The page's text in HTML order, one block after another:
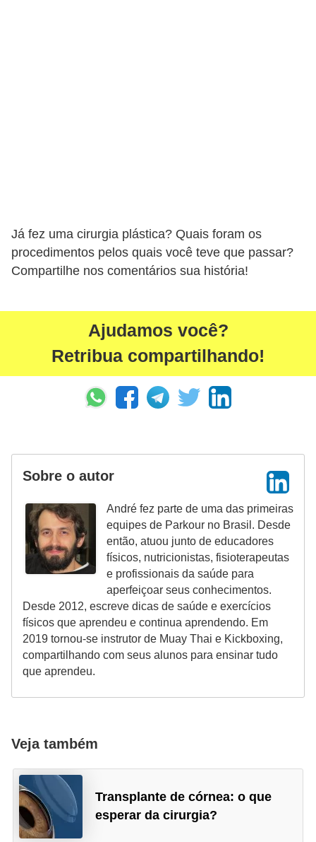
Já fez uma cirurgia plástica? Quais foram os
procedimentos pelos quais você teve que passar?
Compartilhe nos comentários sua história!
Ajudamos você?
Retribua compartilhando!
Sobre o autor
André fez parte de uma das primeiras
equipes de Parkour no Brasil. Desde
então, atuou junto de educadores
físicos, nutricionistas, fisioterapeutas
e profissionais da saúde para
aperfeiçoar seus conhecimentos.
Desde 2012, escreve dicas de saúde e exercícios
físicos que aprendeu e continua aprendendo. Em
2019 tornou-se instrutor de Muay Thai e Kickboxing,
compartilhando com seus alunos para ensinar tudo
que aprendeu.
Veja também
Transplante de córnea: o que
esperar da cirurgia?